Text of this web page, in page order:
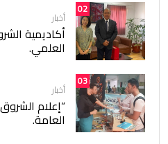
02
أخبار
أكاديمية
العلمي.
03
أخبار
“إعلام
العامة.